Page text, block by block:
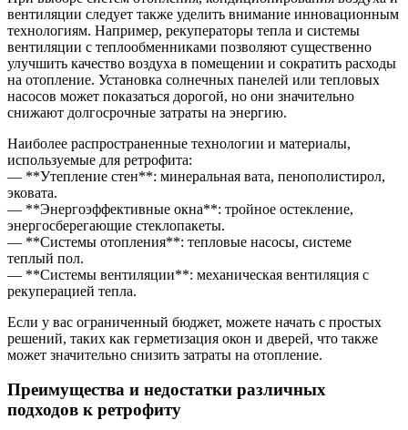
вентиляции следует также уделить внимание инновационным
технологиям. Например, рекуператоры тепла и системы
вентиляции с теплообменниками позволяют существенно
улучшить качество воздуха в помещении и сократить расходы
на отопление. Установка солнечных панелей или тепловых
насосов может показаться дорогой, но они значительно
снижают долгосрочные затраты на энергию.
Наиболее распространенные технологии и материалы,
используемые для ретрофита:
— **Утепление стен**: минеральная вата, пенополистирол,
эковата.
— **Энергоэффективные окна**: тройное остекление,
энергосберегающие стеклопакеты.
— **Системы отопления**: тепловые насосы, системе
теплый пол.
— **Системы вентиляции**: механическая вентиляция с
рекуперацией тепла.
Если у вас ограниченный бюджет, можете начать с простых
решений, таких как герметизация окон и дверей, что также
может значительно снизить затраты на отопление.
Преимущества и недостатки различных
подходов к ретрофиту